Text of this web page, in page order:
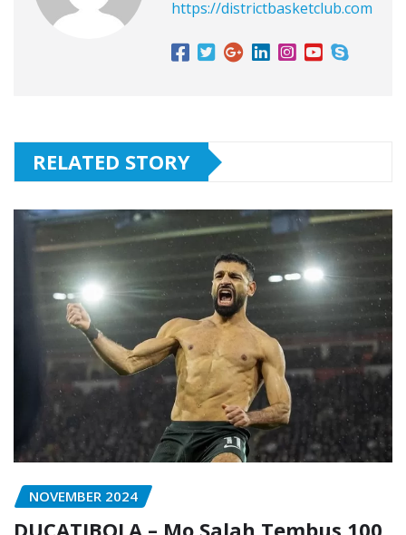
https://districtbasketclub.com
RELATED STORY
NOVEMBER 2024
DUCATIBOLA – Mo Salah Tembus 100